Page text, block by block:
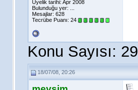
Üyelik tarihi: Apr 2008
Bulunduğu yer: ...
Mesajlar: 628
Tecrübe Puanı: 24
Konu Sayısı: 29
18/07/08, 20:26